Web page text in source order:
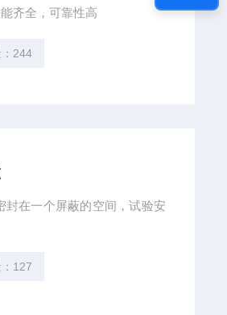
齐全，可靠性高
244
在一个屏蔽的空间，试验安
127